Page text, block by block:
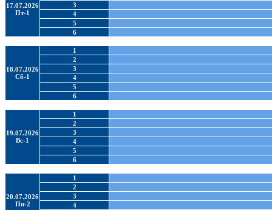
17.07.2026
Пт-1
3
4
5
6
18.07.2026
Сб-1
1
2
3
4
5
6
19.07.2026
Вс-1
1
2
3
4
5
6
20.07.2026
Пн-2
1
2
3
4